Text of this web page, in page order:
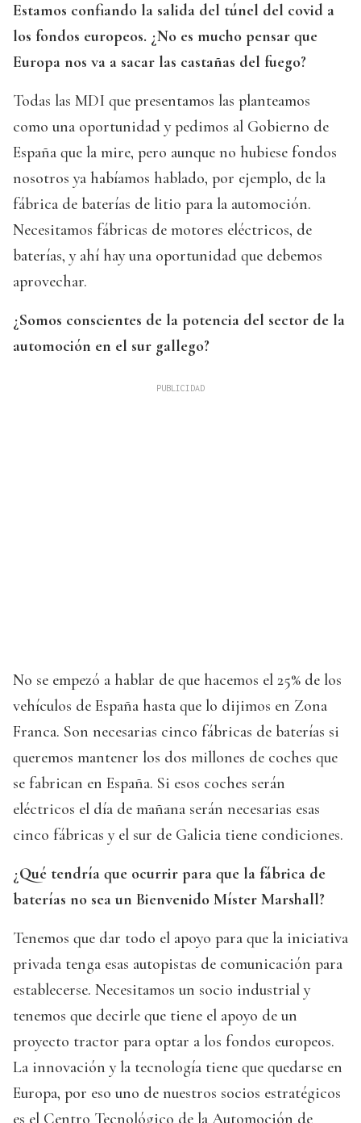
Estamos confiando la salida del túnel del covid a
los fondos europeos. ¿No es mucho pensar que
Europa nos va a sacar las castañas del fuego?
Todas las MDI que presentamos las planteamos
como una oportunidad y pedimos al Gobierno de
España que la mire, pero aunque no hubiese fondos
nosotros ya habíamos hablado, por ejemplo, de la
fábrica de baterías de litio para la automoción.
Necesitamos fábricas de motores eléctricos, de
baterías, y ahí hay una oportunidad que debemos
aprovechar.
¿Somos conscientes de la potencia del sector de la
automoción en el sur gallego?
No se empezó a hablar de que hacemos el 25% de los
vehículos de España hasta que lo dijimos en Zona
Franca. Son necesarias cinco fábricas de baterías si
queremos mantener los dos millones de coches que
se fabrican en España. Si esos coches serán
eléctricos el día de mañana serán necesarias esas
cinco fábricas y el sur de Galicia tiene condiciones.
¿Qué tendría que ocurrir para que la fábrica de
baterías no sea un Bienvenido Míster Marshall?
Tenemos que dar todo el apoyo para que la iniciativa
privada tenga esas autopistas de comunicación para
establecerse. Necesitamos un socio industrial y
tenemos que decirle que tiene el apoyo de un
proyecto tractor para optar a los fondos europeos.
La innovación y la tecnología tiene que quedarse en
Europa, por eso uno de nuestros socios estratégicos